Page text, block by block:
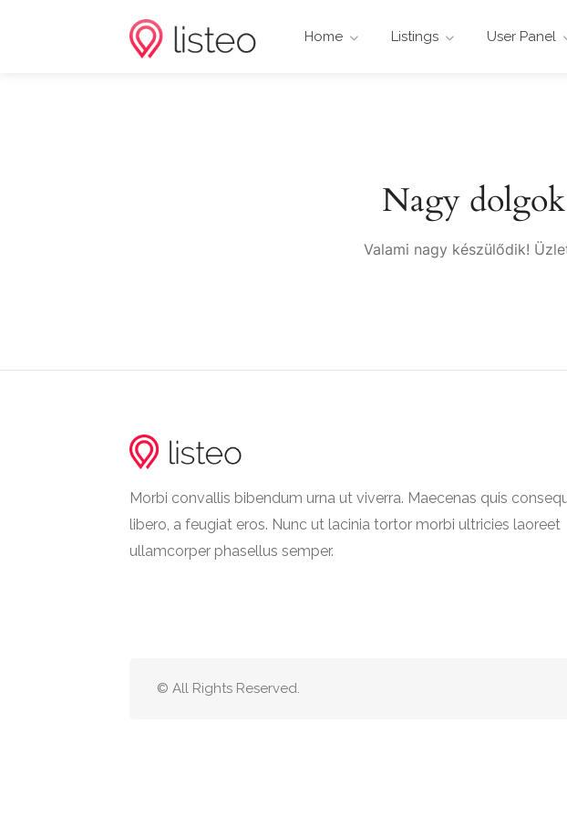
Home Listings User Panel
Nagy
Valami nagy készülődik!
Morbi convallis bibendum urna ut viverra. Maecenas quis
libero, a feugiat eros. Nunc ut lacinia tortor morbi ultricies laoreet
ullamcorper phasellus semper.
© All Rights Reserved.